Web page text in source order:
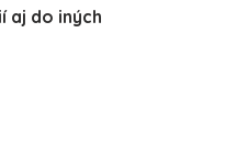
aj do iných